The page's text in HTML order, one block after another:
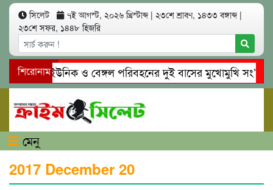
সিলেট ৭ই আগস্ট, ২০২৬ খ্রিস্টাব্দ | ২৩শে শ্রাবণ, ১৪৩৩ বঙ্গাব্দ |
২৩শে সফর, ১৪৪৮ হিজরি
শিরোনাম
সিলেটে ইউনিক ও বেঙ্গল পরিবহনের দুই বাসের মুখোমুখি
গোয়াইনঘাটে প্রেমের ফাঁদে তরুণী পাচার: মাদকাসক্ত রিমালকে
মেনু
2017 December 20